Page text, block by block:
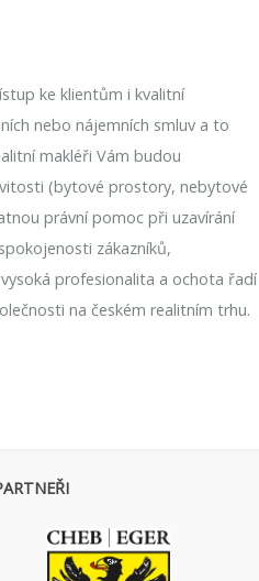
ke klientům i kvalitní
nebo nájemních smluv a to
makléři Vám budou
(bytové prostory, nebytové
právní pomoc při uzavírání
zákazníků,
profesionalita a ochota řadí
na českém realitním trhu.